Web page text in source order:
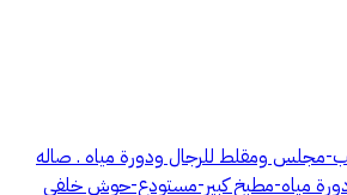
مجلس ومقلط للرجال ودورة مياه . صاله
مياه-مطبخ كبير-مستودع-حوش خلفي